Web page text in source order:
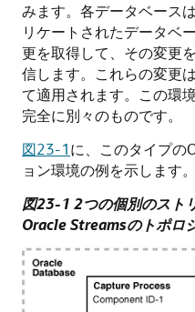
みます。各データベース
リケートされたデータベ
更を取得して、その変更
信します。これらの変更
て適用されます。この環
完全に別々のものです。
図23-1に、このタイプの
ョン環境の例を示します。
図23-1 2つの個別のスト
Oracle Streamsのトポロ